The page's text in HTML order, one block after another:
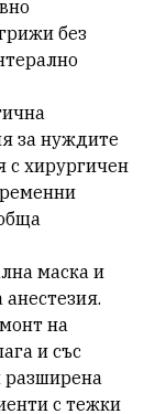
без
за нуждите
с хирургичен
маска и
на
и със
разширена
с тежки